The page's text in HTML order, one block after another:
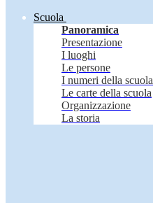
Scuola
Panoramica
Presentazione
I luoghi
Le persone
I numeri della scuola
Le carte della scuola
Organizzazione
La storia